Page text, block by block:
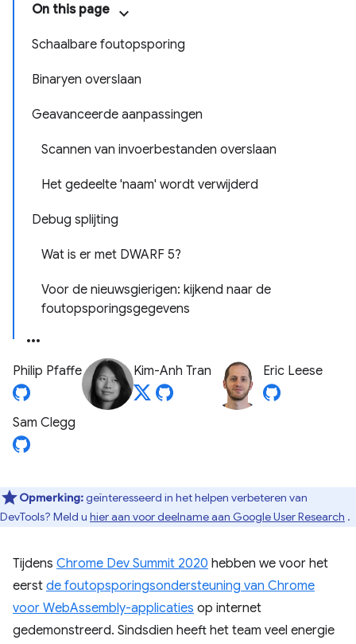
On this page
Schaalbare foutopsporing
Binaryen overslaan
Geavanceerde aanpassingen
Scannen van invoerbestanden overslaan
Het gedeelte 'naam' wordt verwijderd
Debug splijting
Wat is er met DWARF 5?
Voor de nieuwsgierigen: kijkend naar de
foutopsporingsgegevens
Philip Pfaffe Kim-Anh Tran Eric Leese
Sam Clegg
Opmerking:geïnteresseerd in het helpen verbeteren van
DevTools? Meld u hier aan voor deelname aan Google User Research .
Tijdens Chrome Dev Summit 2020 hebben we voor het
eerst de foutopsporingsondersteuning van Chrome
voor WebAssembly-applicaties op internet
gedemonstreerd. Sindsdien heeft het team veel energie